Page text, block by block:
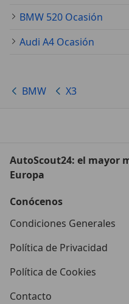
BMW 520 Ocasión
Audi A4 Ocasión
BMW X3
AutoScout24: el mayor
Europa
Conócenos
Condiciones Generales
Política de Privacidad
Política de Cookies
Contacto